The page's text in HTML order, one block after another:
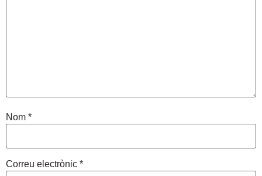
Nom *
Correu electrònic *